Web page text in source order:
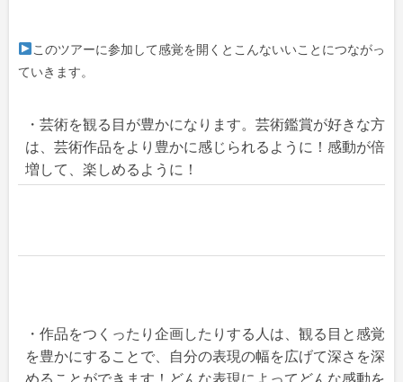
このツアーに参加して感覚を開くとこんないいことにつながっ
ていきます。
・芸術を観る目が豊かになります。芸術鑑賞が好きな方
は、芸術作品をより豊かに感じられるように！感動が倍
増して、楽しめるように！
・作品をつくったり企画したりする人は、観る目と感覚
を豊かにすることで、自分の表現の幅を広げて深さを深